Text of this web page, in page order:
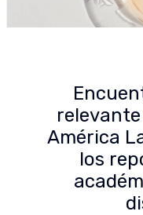
América
los